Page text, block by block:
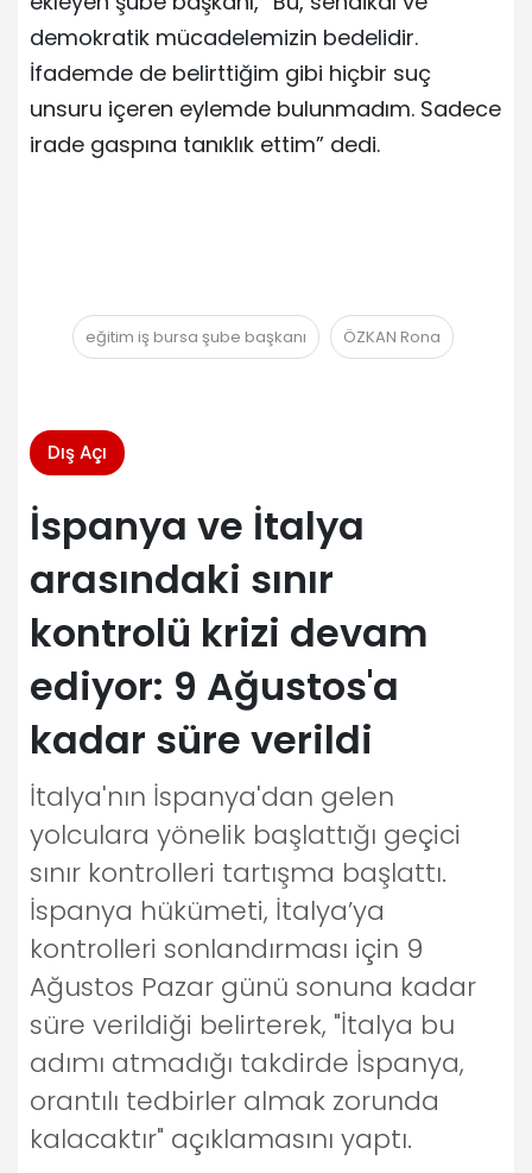
demokratik mücadelemizin bedelidir.
İfademde de belirttiğim gibi hiçbir suç
unsuru içeren eylemde bulunmadım. Sadece
irade gaspına tanıklık ettim” dedi.
eğitim iş bursa şube başkanı ÖZKAN Rona
Dış Açı
İspanya ve İtalya
arasındaki sınır
kontrolü krizi devam
ediyor: 9 Ağustos'a
kadar süre verildi
İtalya'nın İspanya'dan gelen
yolculara yönelik başlattığı geçici
sınır kontrolleri tartışma başlattı.
İspanya hükümeti, İtalya’ya
kontrolleri sonlandırması için 9
Ağustos Pazar günü sonuna kadar
süre verildiği belirterek, "İtalya bu
adımı atmadığı takdirde İspanya,
orantılı tedbirler almak zorunda
kalacaktır" açıklamasını yaptı.